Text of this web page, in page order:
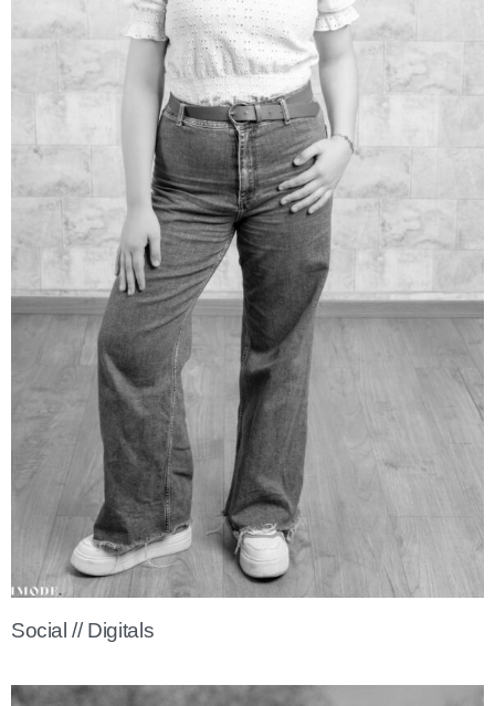
Social // Digitals